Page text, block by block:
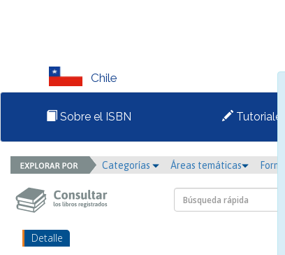
Chile
Sobre el ISBN Tutoriales
Categorías Áreas temáticas
Detalle